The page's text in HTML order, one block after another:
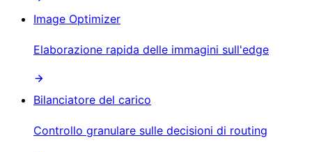
Image Optimizer
Elaborazione rapida delle immagini sull'edge
Bilanciatore del carico
Controllo granulare sulle decisioni di routing